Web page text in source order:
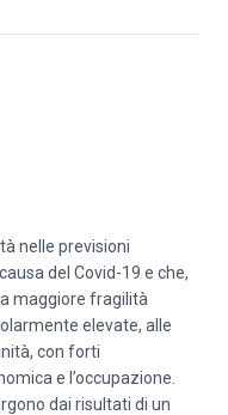
nelle previsioni
del Covid-19 e che,
maggiore fragilità
elevate, alle
con forti
e l’occupazione.
dai risultati di un